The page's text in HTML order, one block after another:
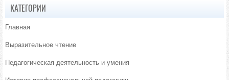
КАТЕГОРИИ
Главная
Выразительное чтение
Педагогическая деятельность и умения